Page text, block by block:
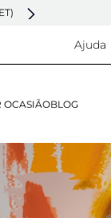
Ajuda
OCASIÃOBLOG